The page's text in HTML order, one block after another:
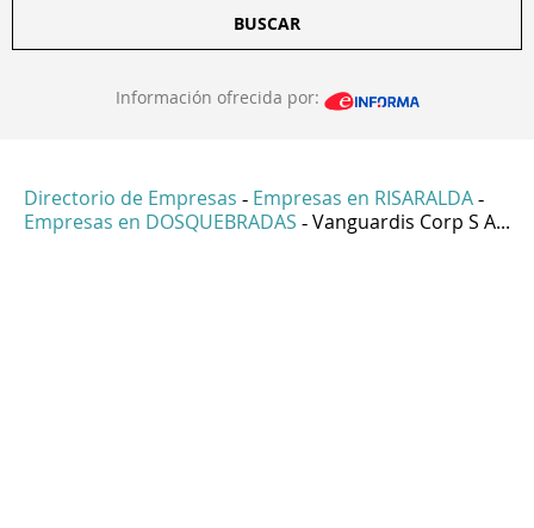
BUSCAR
Información ofrecida por:
Directorio de Empresas - Empresas en RISARALDA -
Empresas en DOSQUEBRADAS - Vanguardis Corp S A...